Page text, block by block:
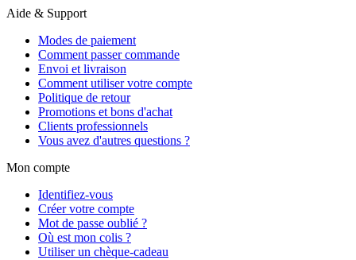
Aide & Support
Modes de paiement
Comment passer commande
Envoi et livraison
Comment utiliser votre compte
Politique de retour
Promotions et bons d'achat
Clients professionnels
Vous avez d'autres questions ?
Mon compte
Identifiez-vous
Créer votre compte
Mot de passe oublié ?
Où est mon colis ?
Utiliser un chèque-cadeau